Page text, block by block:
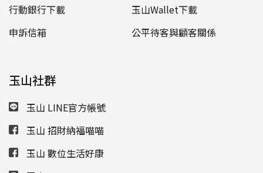
行動銀行下載
玉山Wallet下載
申訴信箱
公平待客與顧客關係
玉山社群
玉山 LINE官方帳號
玉山 招財納福喵喵
玉山 數位生活好康